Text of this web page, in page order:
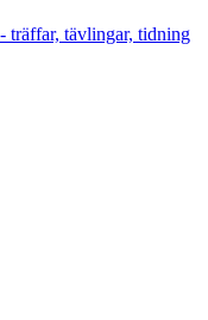
träffar, tävlingar, tidning